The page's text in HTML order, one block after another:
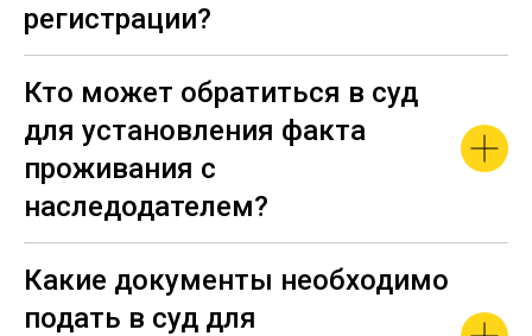
регистрации?
Кто может обратиться в суд
для установления факта
проживания с
наследодателем?
Какие документы необходимо
подать в суд для